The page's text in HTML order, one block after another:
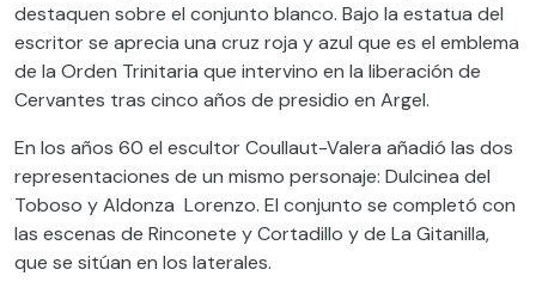
destaquen sobre el conjunto blanco. Bajo la estatua del
escritor se aprecia una cruz roja y azul que es el emblema
de la Orden Trinitaria que intervino en la liberación de
Cervantes tras cinco años de presidio en Argel.
En los años 60 el escultorCoullaut-Valera añadió las dos
representaciones de un mismo personaje: Dulcinea del
Toboso yAldonza Lorenzo. El conjunto se completó con
las escenas de Rinconete y Cortadillo y de La Gitanilla,
que se sitúan en los laterales.